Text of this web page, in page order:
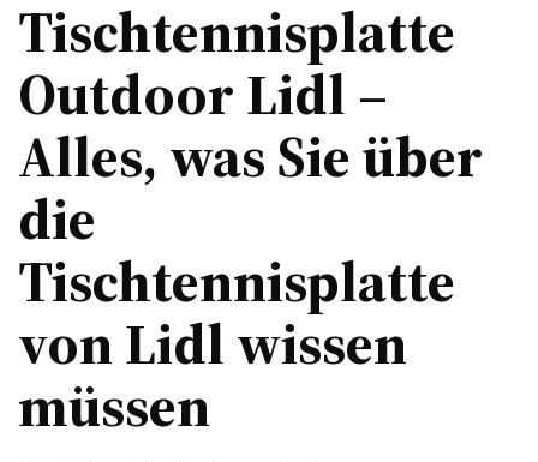
Tischtennisplatte
Outdoor Lidl –
Alles, was Sie über
die
Tischtennisplatte
von Lidl wissen
müssen